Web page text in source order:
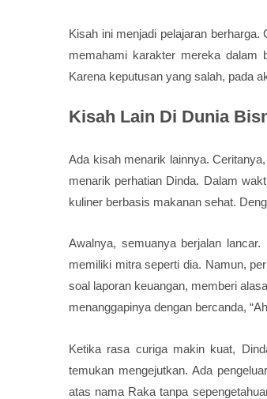
Kisah ini menjadi pelajaran
memahami karakter mereka dalam
Karena keputusan yang salah, pada
Kisah Lain Di Dunia
Ada kisah menarik lainnya.
menarik perhatian Dinda. Dalam
kuliner berbasis makanan sehat.
Awalnya, semuanya berjalan
memiliki mitra seperti dia. Namun,
soal laporan keuangan, memberi
menanggapinya dengan bercanda,
Ketika rasa curiga makin kuat,
temukan mengejutkan. Ada
atas nama Raka tanpa